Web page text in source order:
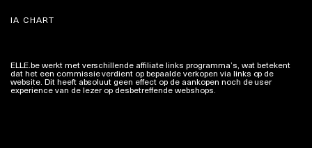
IA CHART
ELLE.be werkt met verschillende affiliate links programma’s, wat betekent
dat het een commissie verdient op bepaalde verkopen via links op de
website. Dit heeft absoluut geen effect op de aankopen noch de user
experience van de lezer op desbetreffende webshops.